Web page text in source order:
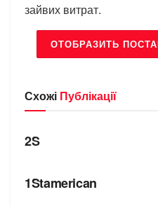
зайвих витрат.
ОТОБРАЗИТЬ
Схожі Публікації
БРЕНДИ
2S
1Stamerican